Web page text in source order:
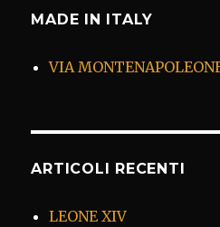
MADE IN ITALY
VIA
ARTICOLI RECENTI
LEONE XIV